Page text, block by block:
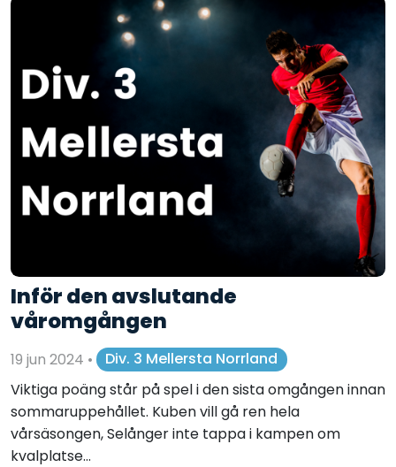
Inför den avslutande
våromgången
19 jun 2024 •
Div. 3 Mellersta Norrland
Viktiga poäng står på spel i den sista omgången innan
sommaruppehållet. Kuben vill gå ren hela
vårsäsongen, Selånger inte tappa i kampen om
kvalplatse...